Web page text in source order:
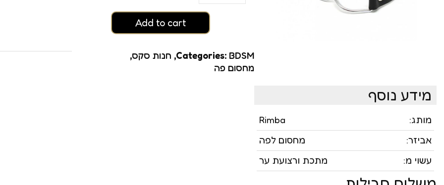
פרפרים וממריצי אורגזמה
מידע נוסף
מותג:
Rimba
אביזר:
מחסום לפה
עשוי מ:
מתכת ורצועת ער
Add to cart
Categories: BDSM
, חנות סקס,
מחסום פה